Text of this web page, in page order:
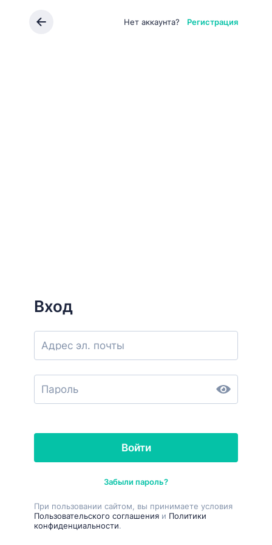
Нет аккаунта? Регистрация
Вход
Адрес эл. почты
Пароль
Войти
Забыли пароль?
При пользовании сайтом, вы принимаете условия
Пользовательского соглашения и Политики
конфиденциальности.